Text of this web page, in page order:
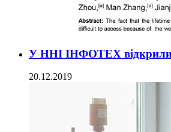
У ННІ ІНФОТЕХ відкрили
20.12.2019